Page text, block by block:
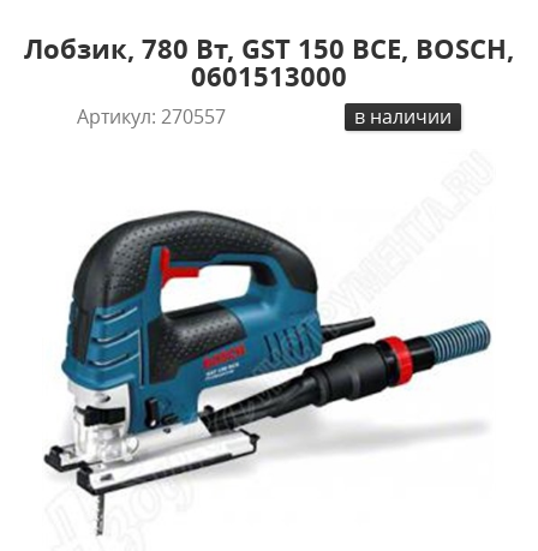
Лобзик, 780 Вт, GST 150 BCE, BOSCH,
0601513000
Артикул:270557 в наличии